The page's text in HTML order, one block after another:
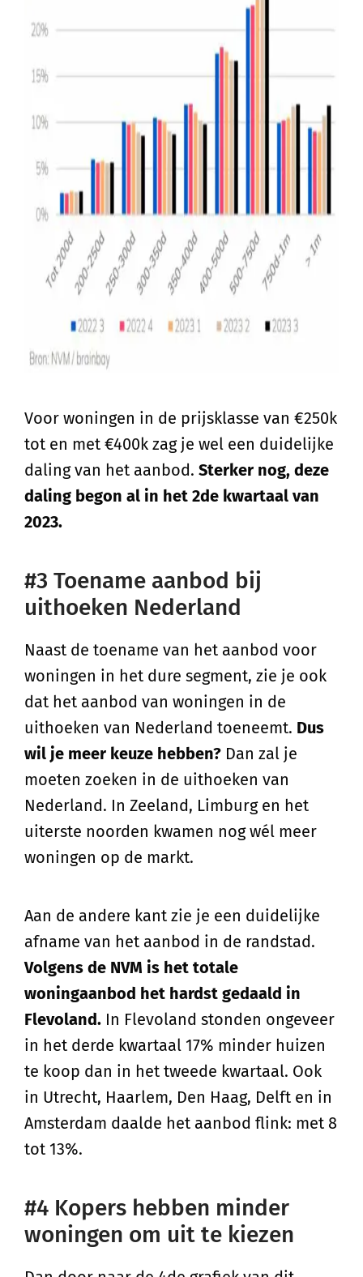
Voor woningen in de prijsklasse van €250k
tot en met €400k zag je wel een duidelijke
daling van het aanbod. Sterker nog, deze
daling begon al in het 2de kwartaal van
2023.
#3 Toename aanbod bij
uithoeken Nederland
Naast de toename van het aanbod voor
woningen in het dure segment, zie je ook
dat het aanbod van woningen in de
uithoeken van Nederland toeneemt. Dus
wil je meer keuze hebben? Dan zal je
moeten zoeken in de uithoeken van
Nederland. In Zeeland, Limburg en het
uiterste noorden kwamen nog wél meer
woningen op de markt.
Aan de andere kant zie je een duidelijke
afname van het aanbod in de randstad.
Volgens de NVM is het totale
woningaanbod het hardst gedaald in
Flevoland. In Flevoland stonden ongeveer
in het derde kwartaal 17% minder huizen
te koop dan in het tweede kwartaal. Ook
in Utrecht, Haarlem, Den Haag, Delft en in
Amsterdam daalde het aanbod flink: met 8
tot 13%.
#4 Kopers hebben minder
woningen om uit te kiezen